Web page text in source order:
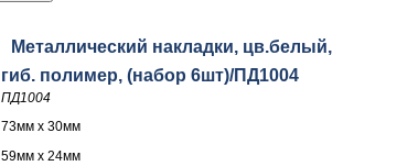
Металлический накладки, цв.белый,
гиб. полимер, (набор 6шт)/ПД1004
ПД1004
73мм х 30мм
59мм х 24мм